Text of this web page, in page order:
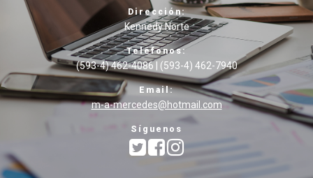
Dirección:
Kennedy Norte
Teléfonos:
(593-4) 462-4086 | (593-4) 462-7940
Email:
m-a-mercedes@hotmail.com
Síguenos